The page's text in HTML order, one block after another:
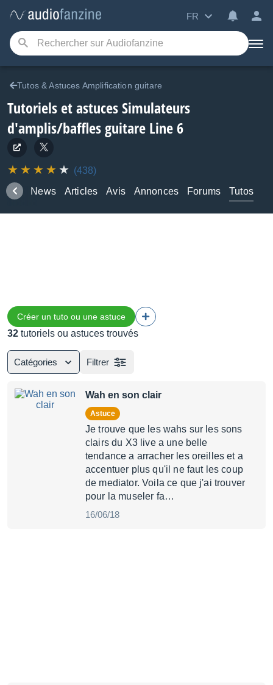
FR
Tutos & Astuces Amplification guitare
Tutoriels et astuces Simulateurs
d'amplis/baffles guitare Line 6
(438)
News Articles Avis Annonces Forums Tutos
Créer un tuto ou une astuce
32 tutoriels ou astuces trouvés
Catégories Filtrer
Wah en son clair
Astuce
Je trouve que les wahs sur les sons
clairs du X3 live a une belle
tendance a arracher les oreilles et a
accentuer plus qu'il ne faut les coup
de mediator. Voila ce que j'ai trouver
pour la museler fa…
16/06/18